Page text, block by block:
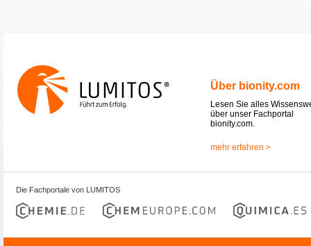
Über bionity.com
Lesen Sie alles
über unser Fachportal
bionity.com.
mehr erfahren >
Die Fachportale von LUMITOS